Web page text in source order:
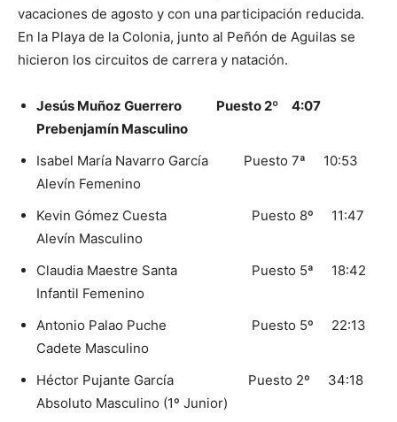
vacaciones de agosto y con una participación reducida.
En la Playa de la Colonia, junto al Peñón de Aguilas se
hicieron los circuitos de carrera y natación.
Jesús Muñoz Guerrero Puesto 2º 4:07
Prebenjamín Masculino
Isabel María Navarro García Puesto 7ª 10:53
Alevín Femenino
Kevin Gómez Cuesta Puesto 8º 11:47
Alevín Masculino
Claudia Maestre Santa Puesto 5ª 18:42
Infantil Femenino
Antonio Palao Puche Puesto 5º 22:13
Cadete Masculino
Héctor Pujante García Puesto 2º 34:18
Absoluto Masculino (1º Junior)